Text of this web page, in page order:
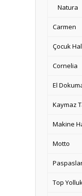
Natura
Carmen
Çocuk
Cornelia
El
Kaymaz
Makine
Motto
Top